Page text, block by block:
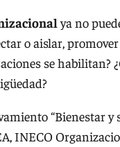
ya no
o aislar,
se habilitan?
“Bienestar
INECO